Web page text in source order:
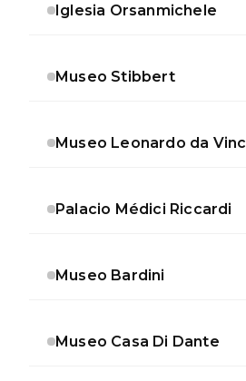
Iglesia Orsanmichele
Museo Stibbert
Museo Leonardo da
Palacio Médici Riccardi
Museo Bardini
Museo Casa Di Dante